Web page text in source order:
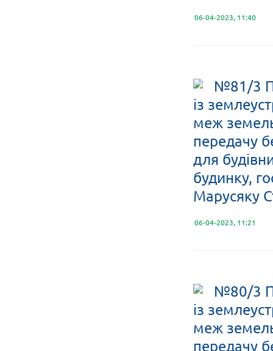
06-04-2023, 11:40
№81/3
із
меж
передачу
для
будинку,
Марусяку
06-04-2023, 11:21
№80/3
із
меж
передачу